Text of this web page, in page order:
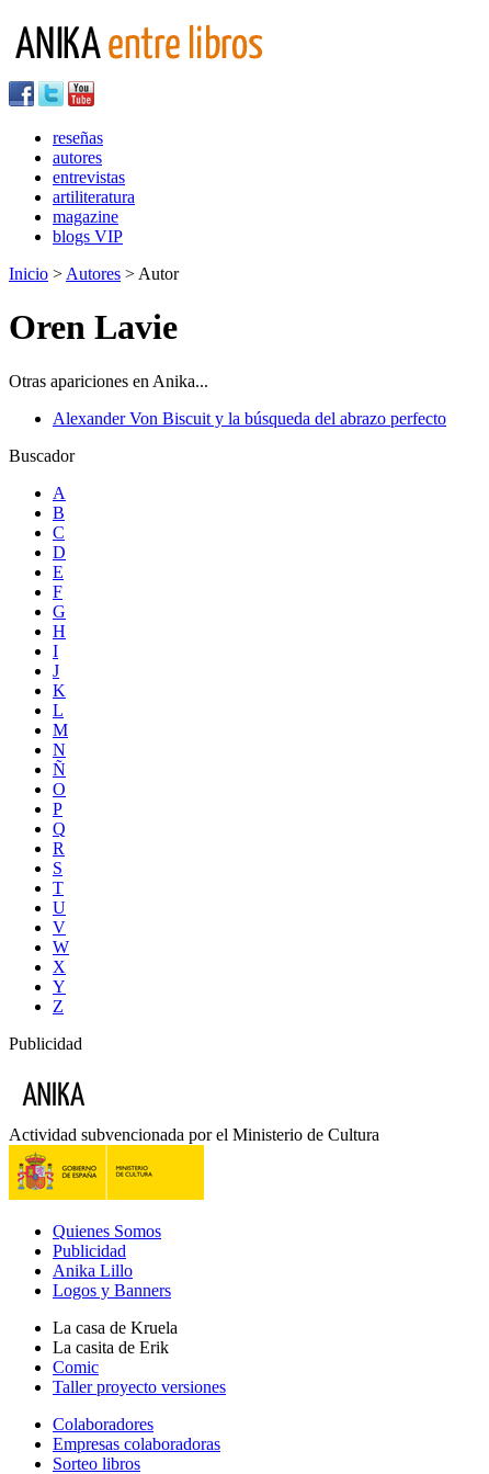
reseñas
autores
entrevistas
artiliteratura
magazine
blogs VIP
Inicio > Autores > Autor
Oren Lavie
Otras apariciones en Anika...
Alexander Von Biscuit y la búsqueda del abrazo perfecto
Buscador
A
B
C
D
E
F
G
H
I
J
K
L
M
N
Ñ
O
P
Q
R
S
T
U
V
W
X
Y
Z
Publicidad
Actividad subvencionada por el Ministerio de Cultura
Quienes Somos
Publicidad
Anika Lillo
Logos y Banners
La casa de Kruela
La casita de Erik
Comic
Taller proyecto versiones
Colaboradores
Empresas colaboradoras
Sorteo libros